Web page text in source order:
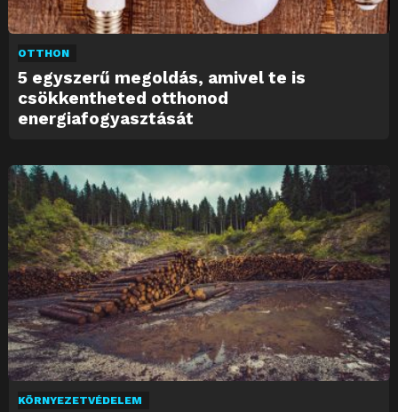
OTTHON
5 egyszerű megoldás, amivel te is
csökkentheted otthonod
energiafogyasztását
KÖRNYEZETVÉDELEM